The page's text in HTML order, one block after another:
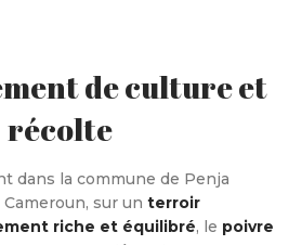
de culture et
récolte
dans la commune de Penja
sur un terroir
riche et équilibré, le poivre